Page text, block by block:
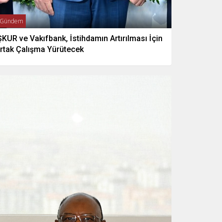
Gündem
ve Vakıfbank, İstihdamın Artırılması İçin
Çalışma Yürütecek